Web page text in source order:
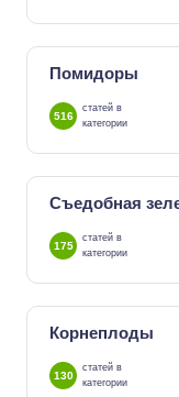
Помидоры
516
статей в
категории
Съедобная
175
статей в
категории
Корнеплоды
130
статей в
категории